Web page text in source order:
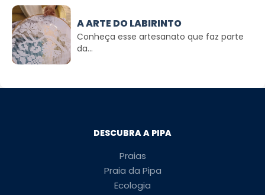
A ARTE DO LABIRINTO
Conheça esse artesanato que faz parte
da...
DESCUBRA A PIPA
Praias
Praia da Pipa
Ecologia